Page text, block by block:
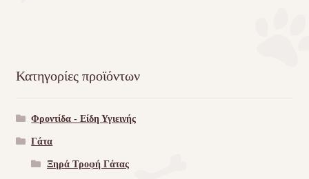
Κατηγορίες προϊόντων
Φροντίδα - Είδη Υγιεινής
Γάτα
Ξηρά Τροφή Γάτας